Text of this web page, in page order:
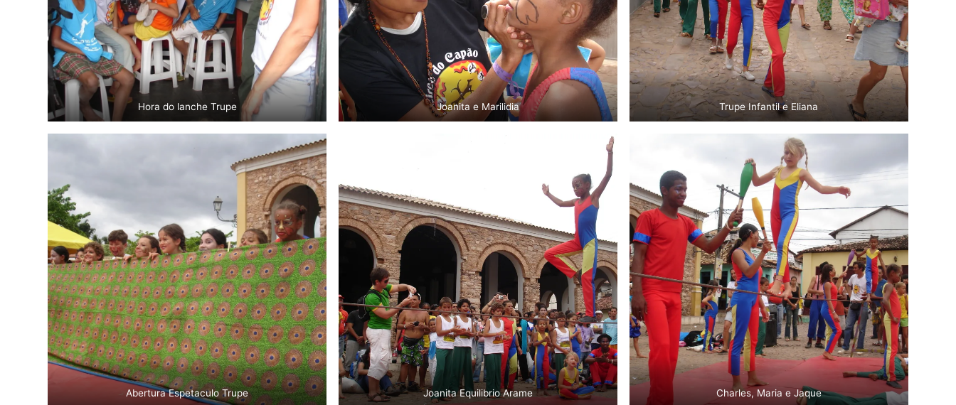
Hora do lanche Trupe Joanita e Marilidia Trupe Infantil e Eliana
Abertura Espetaculo Trupe Joanita Equilibrio Arame Charles, Maria e Jaque